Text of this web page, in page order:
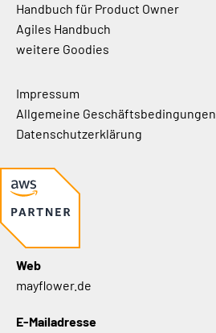
Handbuch für Product Owner
Agiles Handbuch
weitere Goodies
Impressum
Allgemeine Geschäftsbedingungen
Datenschutzerklärung
Web
mayflower.de
E-Mailadresse